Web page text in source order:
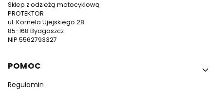
Sklep z odzieżą motocyklową
PROTEKTOR
ul. Kornela Ujejskiego 28
85-168 Bydgoszcz
NIP 5562793327
Linki w stopce
POMOC
Regulamin